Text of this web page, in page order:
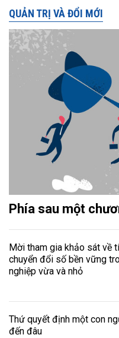
QUẢN TRỊ VÀ ĐỔI MỚI
Phía sau một
Mời tham gia khảo sát về
chuyển đổi số bền vững
nghiệp vừa và nhỏ
Thứ quyết định một con
đến đâu